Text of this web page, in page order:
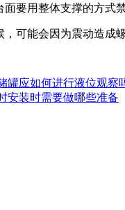
要用整体支撑的方式
可能会因为震动造成
罐应如何进行液位观察
安装时需要做哪些准备